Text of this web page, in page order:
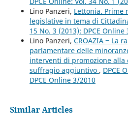
Lino Panzeri, Lettonia. Prime
legislative in tema di
15 No. 3 (2013): DPCE Online
Lino Panzeri, CROAZIA ‒ La
parlamentare delle
interventi di promozione alla
suffragio aggiuntivo , DPCE
DPCE Online 3/2010
Similar Articles